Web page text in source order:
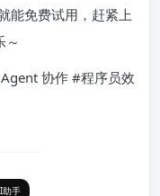
发者来说，这波 A
能免费试用，赶紧上
协作 #程序员效